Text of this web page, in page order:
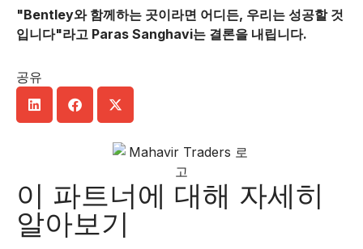
"Bentley와 함께하는 곳이라면 어디든, 우리는 성공할 것
입니다"라고 Paras Sanghavi는 결론을 내립니다.
공유
이 파트너에 대해 자세히
알아보기